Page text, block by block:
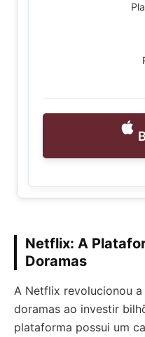
Netflix: A
Doramas
A Netflix revolucionou
doramas ao investir
plataforma possui um